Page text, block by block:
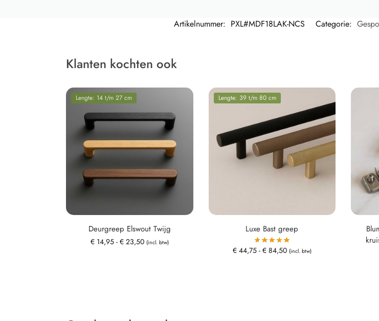
Artikelnummer: PXL#MDF18LAK-NCS Categorie:
Klanten kochten ook
Lengte: 14 t/m 27 cm
Deurgreep Elswout Twijg
€14,95 - €23,50 (incl. btw)
Lengte: 39 t/m 80 cm
Luxe Bast greep
€44,75 - €84,50 (incl. btw)